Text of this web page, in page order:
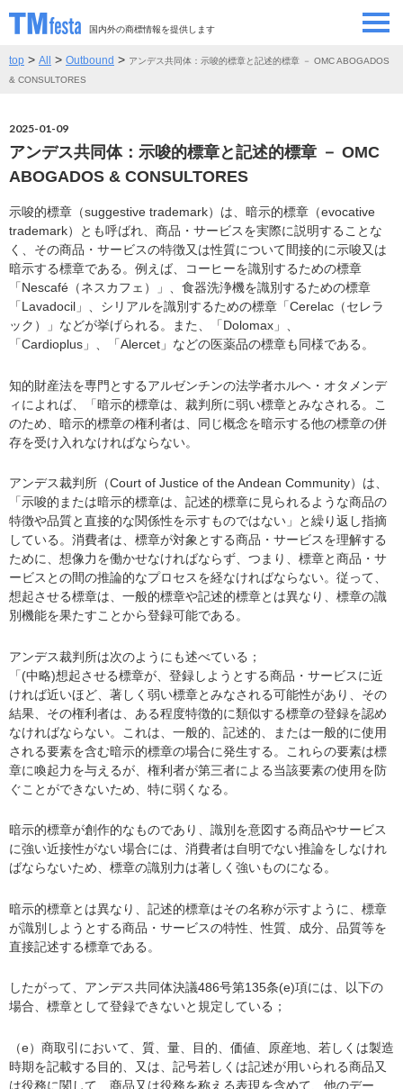
国内外の商標情報を提供します
SEMINAR/EVENT
CONTRIBUTORS 情報提供者
CONTACT お問い合わせ
top > All > Outbound > アンデス共同体：示唆的標章と記述的標章 － OMC ABOGADOS
& CONSULTORES
2025-01-09
アンデス共同体：示唆的標章と記述的標章 － OMC
ABOGADOS & CONSULTORES
示唆的標章（suggestive trademark）は、暗示的標章（evocative
trademark）とも呼ばれ、商品・サービスを実際に説明することな
く、その商品・サービスの特徴又は性質について間接的に示唆又は
暗示する標章である。例えば、コーヒーを識別するための標章
「Nescafé（ネスカフェ）」、食器洗浄機を識別するための標章
「Lavadocil」、シリアルを識別するための標章「Cerelac（セレラ
ック）」などが挙げられる。また、「Dolomax」、
「Cardioplus」、「Alercet」などの医薬品の標章も同様である。
知的財産法を専門とするアルゼンチンの法学者ホルヘ・オタメンデ
ィによれば、「暗示的標章は、裁判所に弱い標章とみなされる。こ
のため、暗示的標章の権利者は、同じ概念を暗示する他の標章の併
存を受け入れなければならない。
アンデス裁判所（Court of Justice of the Andean Community）は、
「示唆的または暗示的標章は、記述的標章に見られるような商品の
特徴や品質と直接的な関係性を示すものではない」と繰り返し指摘
している。消費者は、標章が対象とする商品・サービスを理解する
ために、想像力を働かせなければならず、つまり、標章と商品・サ
ービスとの間の推論的なプロセスを経なければならない。従って、
想起させる標章は、一般的標章や記述的標章とは異なり、標章の識
別機能を果たすことから登録可能である。
アンデス裁判所は次のようにも述べている；
「(中略)想起させる標章が、登録しようとする商品・サービスに近
ければ近いほど、著しく弱い標章とみなされる可能性があり、その
結果、その権利者は、ある程度特徴的に類似する標章の登録を認め
なければならない。これは、一般的、記述的、または一般的に使用
される要素を含む暗示的標章の場合に発生する。これらの要素は標
章に喚起力を与えるが、権利者が第三者による当該要素の使用を防
ぐことができないため、特に弱くなる。
暗示的標章が創作的なものであり、識別を意図する商品やサービス
に強い近接性がない場合には、消費者は自明でない推論をしなけれ
ばならないため、標章の識別力は著しく強いものになる。
暗示的標章とは異なり、記述的標章はその名称が示すように、標章
が識別しようとする商品・サービスの特性、性質、成分、品質等を
直接記述する標章である。
したがって、アンデス共同体決議486号第135条(e)項には、以下の
場合、標章として登録できないと規定している；
（e）商取引において、質、量、目的、価値、原産地、若しくは製造
時期を記載する目的、又は、記号若しくは記述が用いられる商品又
は役務に関して、商品又は役務を称える表現を含めて、他のデー